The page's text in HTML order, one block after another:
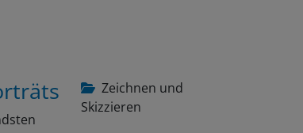
Zeichnen und
Skizzieren